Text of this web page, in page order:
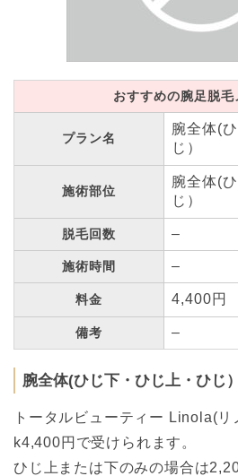
おすすめの腕足脱毛
プラン名
腕全体(
じ）
施術部位
腕全体(
じ）
脱毛回数 –
施術時間 –
料金 4,400円
備考 –
腕全体(ひじ下・ひじ上・ひ
トータルビューティー Linola(リ
k4,400円で受けられます。
ひじ上または下のみの場合は